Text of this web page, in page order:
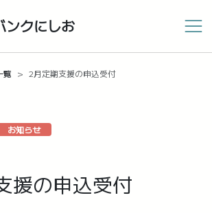
ンクにしお
覧 2月定期支援の申込受付
お知らせ
援の申込受付